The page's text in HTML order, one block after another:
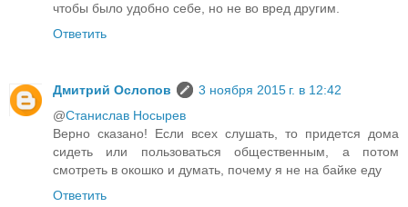
чтобы было удобно себе, но не во вред другим.
Ответить
Дмитрий Ослопов
3 ноября 2015 г. в 12:42
@Станислав Носырев
Верно сказано! Если всех слушать, то придется дома
сидеть или пользоваться общественным, а потом
смотреть в окошко и думать, почему я не на байке еду
Ответить